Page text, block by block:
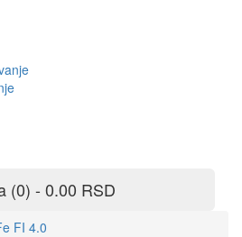
(0) - 0.00 RSD
FI 4.0